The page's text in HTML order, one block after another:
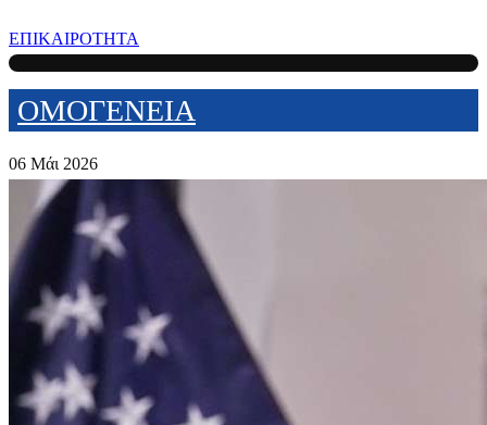
ΕΠΙΚΑΙΡΟΤΗΤΑ
ΟΜΟΓΕΝΕΙΑ
06 Μάι 2026